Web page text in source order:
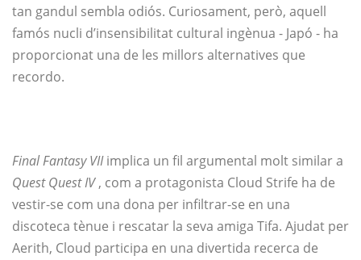
tan gandul sembla odiós. Curiosament, però, aquell
famós nucli d’insensibilitat cultural ingènua - Japó - ha
proporcionat una de les millors alternatives que
recordo.
Final Fantasy VIIimplica un fil argumental molt similar a
Quest Quest IV, com a protagonista Cloud Strife ha de
vestir-se com una dona per infiltrar-se en una
discoteca tènue i rescatar la seva amiga Tifa. Ajudat per
Aerith, Cloud participa en una divertida recerca de